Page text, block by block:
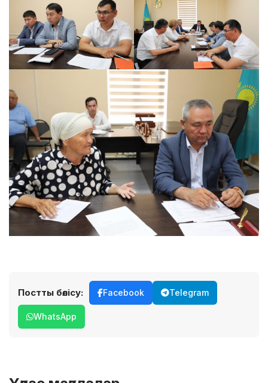
Постты бөлісу: Facebook Telegram
WhatsApp